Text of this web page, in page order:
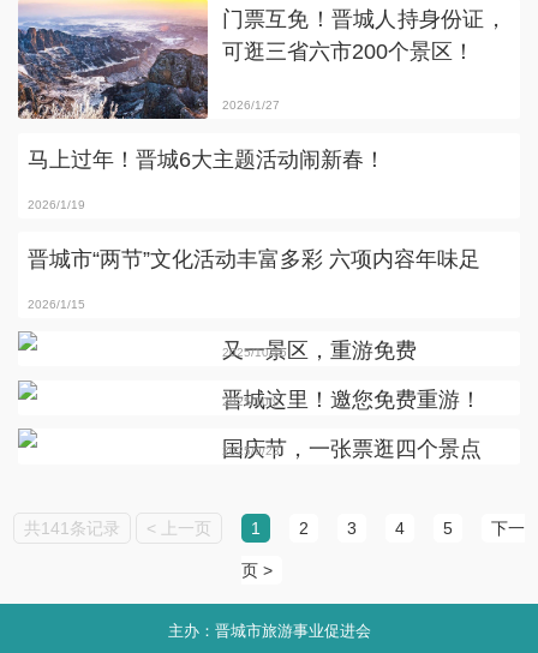
门票互免！晋城人持身份证，
可逛三省六市200个景区！
2026/1/27
马上过年！晋城6大主题活动闹新春！
2026/1/19
晋城市“两节”文化活动丰富多彩 六项内容年味足
2026/1/15
又一景区，重游免费
2025/10/15
晋城这里！邀您免费重游！
2025/10/9
国庆节，一张票逛四个景点
2025/9/23
共141条记录 < 上一页 1 2 3 4 5 下一
页 >
主办：晋城市旅游事业促进会